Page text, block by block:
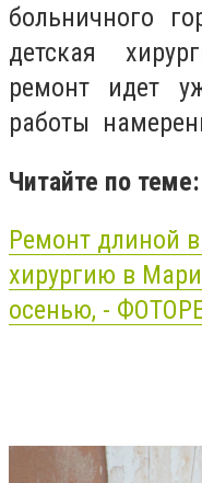
больничного
детская
ремонт идет
работы
Читайте по теме:
Ремонт длиной
хирургию в
осенью, -